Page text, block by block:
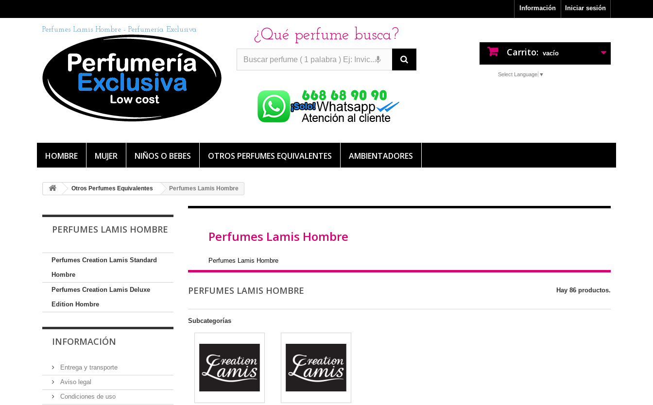
Iniciar sesión
Información
Perfumes Lamis Hombre - Perfumería Exclusiva ¿Qué perfume busca?
Carrito: vacío
Select Language ▼
HOMBRE MUJER NIÑOS O BEBES OTROS PERFUMES EQUIVALENTES AMBIENTADORES
Otros Perfumes Equivalentes Perfumes Lamis Hombre
PERFUMES LAMIS HOMBRE
Perfumes Creation Lamis Standard
Hombre
Perfumes Creation Lamis Deluxe
Edition Hombre
INFORMACIÓN
Entrega y transporte
Aviso legal
Condiciones de uso
Perfumes Lamis Hombre
Perfumes Lamis Hombre
PERFUMES LAMIS HOMBRE Hay 86 productos.
Subcategorías